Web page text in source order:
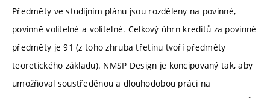
Předměty ve studijním plánu jsou rozděleny na povinné,
povinně volitelné a volitelné. Celkový úhrn kreditů za povinné
předměty je 91 (z toho zhruba třetinu tvoří předměty
teoretického základu). NMSP Design je koncipovaný tak, aby
umožňoval soustředěnou a dlouhodobou práci na